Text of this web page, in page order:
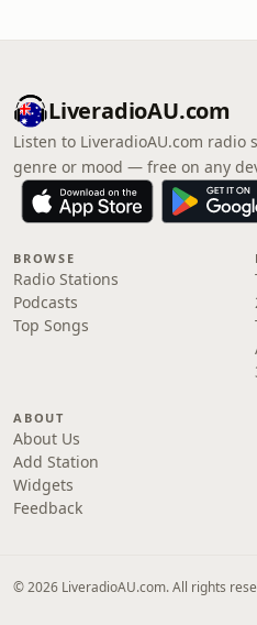
LiveradioAU.com
Listen to LiveradioAU.com radio
genre or mood — free on any
BROWSE
Radio Stations
Podcasts
Top Songs
ABOUT
About Us
Add Station
Widgets
Feedback
© 2026 LiveradioAU.com. All rights